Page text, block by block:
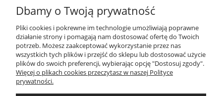
MOJE KONTO
PŁATNOŚCI I DOSTAWA
KONTAKT
Dbamy o Twoją prywatność
Pliki cookies i pokrewne im technologie umożliwiają poprawne
działanie strony i pomagają nam dostosować ofertę do Twoich
potrzeb. Możesz zaakceptować wykorzystanie przez nas
wszystkich tych plików i przejść do sklepu lub dostosować użycie
plików do swoich preferencji, wybierając opcję "Dostosuj zgody".
Więcej o plikach cookies przeczytasz w naszej Polityce
prywatności.